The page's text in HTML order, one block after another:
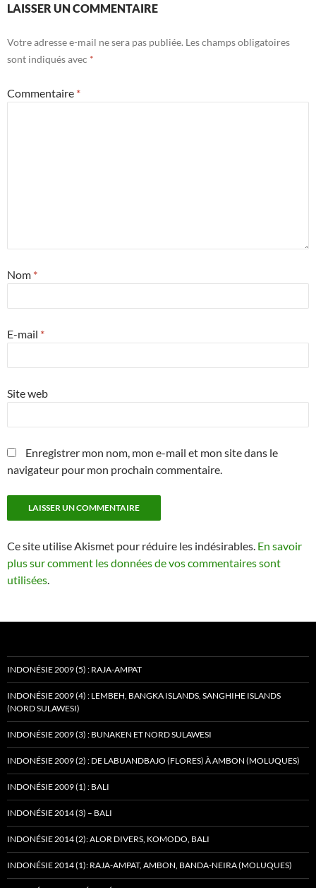
LAISSER UN COMMENTAIRE
Votre adresse e-mail ne sera pas publiée. Les champs obligatoires
sont indiqués avec *
Commentaire *
Nom *
E-mail *
Site web
Enregistrer mon nom, mon e-mail et mon site dans le
navigateur pour mon prochain commentaire.
Ce site utilise Akismet pour réduire les indésirables. En savoir
plus sur comment les données de vos commentaires sont
utilisées
INDONÉSIE 2009 (5) : RAJA-AMPAT
INDONÉSIE 2009 (4) : LEMBEH, BANGKA ISLANDS, SANGHIHE ISLANDS
(NORD SULAWESI)
INDONÉSIE 2009 (3) : BUNAKEN ET NORD SULAWESI
INDONÉSIE 2009 (2) : DE LABUANDBAJO (FLORES) À AMBON (MOLUQUES)
INDONÉSIE 2009 (1) : BALI
INDONÉSIE 2014 (3) – BALI
INDONÉSIE 2014 (2): ALOR DIVERS, KOMODO, BALI
INDONÉSIE 2014 (1): RAJA-AMPAT, AMBON, BANDA-NEIRA (MOLUQUES)